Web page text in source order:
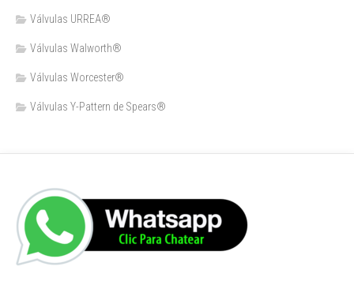
Válvulas URREA®
Válvulas Walworth®
Válvulas Worcester®
Válvulas Y-Pattern de Spears®️